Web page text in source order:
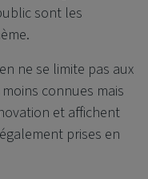
sont les
ne se limite pas aux
connues mais
et affichent
prises en